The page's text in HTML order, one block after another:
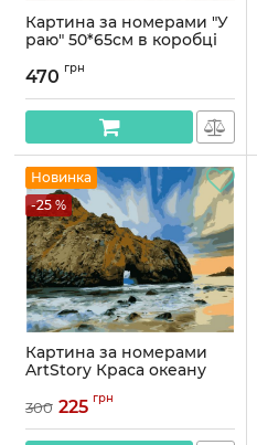
Картина за номерами "У
раю" 50*65см в коробці
470 грн
Новинка
-25 %
Картина за номерами
ArtStory Краса океану
Артикул:AS0991
300 225 грн